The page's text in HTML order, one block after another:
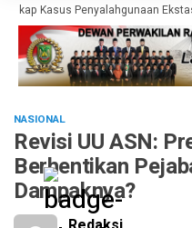
Kasus Penyalahgunaan
NASIONAL
Revisi UU ASN:
Berhentikan
Dampaknya?